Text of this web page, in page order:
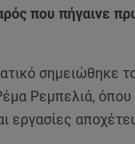
που πήγαινε
σημειώθηκε
Ρεμπελιά, όπου
εργασίες